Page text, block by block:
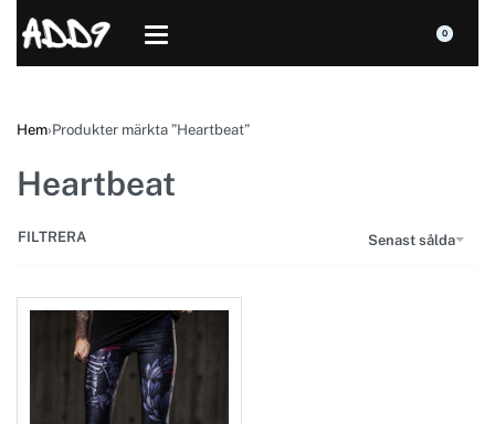
0
Hem›Produkter märkta ”Heartbeat”
Heartbeat
Senast sålda
FILTRERA